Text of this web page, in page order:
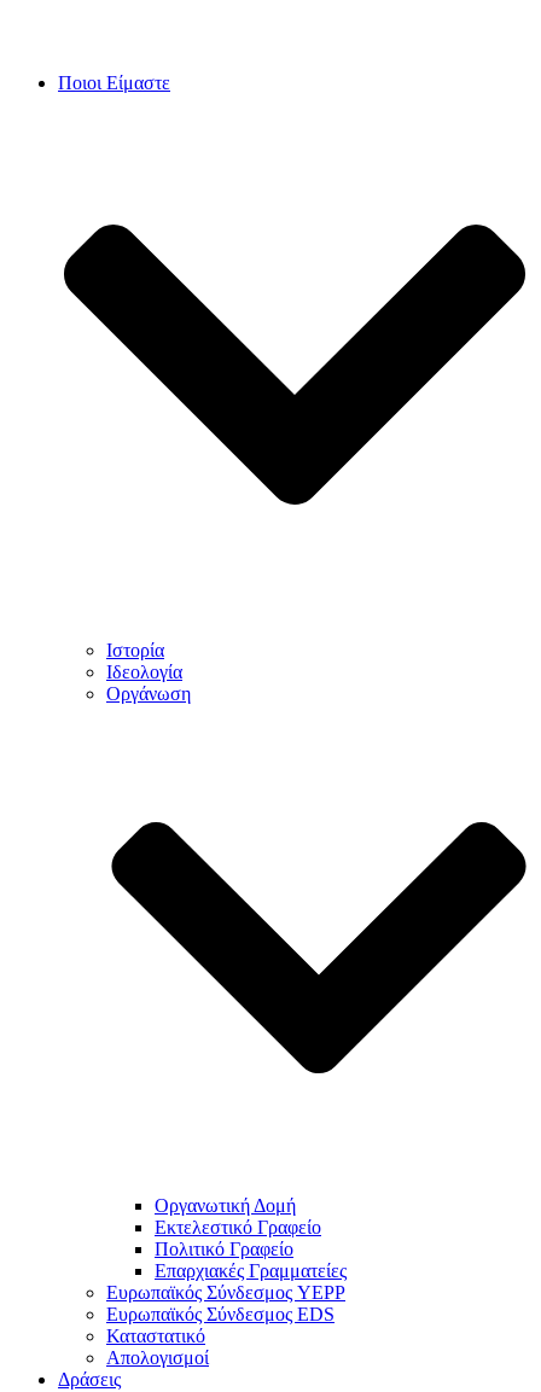
Ποιοι Είμαστε
Ιστορία
Ιδεολογία
Οργάνωση
Οργανωτική Δομή
Εκτελεστικό Γραφείο
Πολιτικό Γραφείο
Επαρχιακές Γραμματείες
Ευρωπαϊκός Σύνδεσμος YEPP
Ευρωπαϊκός Σύνδεσμος EDS
Καταστατικό
Απολογισμοί
Δράσεις